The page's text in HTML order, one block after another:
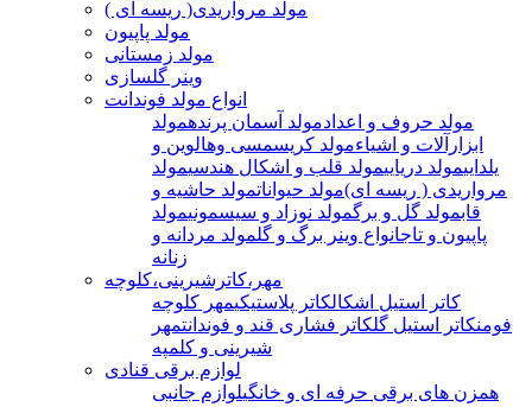
مولد مرواریدی( ریسه ای )
مولد پاپیون
مولد زمستانی
وینر گلسازی
انواع مولد فوندانت
مولد حروف و اعدادمولد آسمان پرندهمولد
ابزارآلات و اشیاءمولد کریسمسی وهالوین و
یلداییمولد دریاییمولد قلب و اشکال هندسیمولد
مرواریدی ( ریسه ای)مولد حیواناتمولد حاشیه و
قابمولد گل و برگمولد نوزاد و سیسمونیمولد
پاپیون و تاجانواع وینر برگ و گلمولد مردانه و
زنانه
مهر،کاترشیرینی،کلوچه
کاتر استیل اشکالکاتر پلاستیکیمهر کلوچه
فومنکاتر استیل گلکاتر فشاری قند و فوندانتمهر
شیرینی و کلمپه
لوازم برقی قنادی
همزن های برقی حرفه ای و خانگیلوازم جانبی